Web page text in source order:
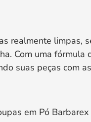
realmente limpas,
Com uma
suas peças com
em Pó